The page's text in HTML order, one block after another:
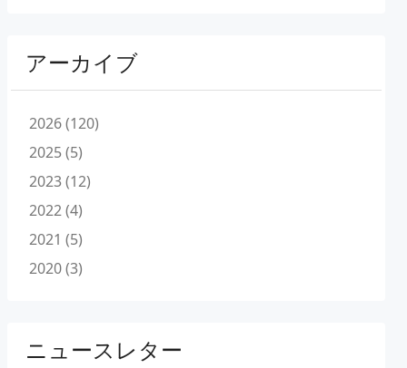
アーカイブ
2026 (120)
2025 (5)
2023 (12)
2022 (4)
2021 (5)
2020 (3)
ニュースレター